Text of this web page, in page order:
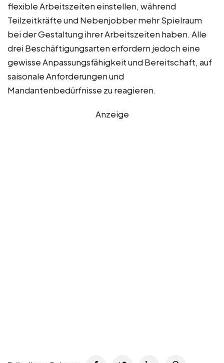
flexible Arbeitszeiten einstellen, während
Teilzeitkräfte und Nebenjobber mehr Spielraum
bei der Gestaltung ihrer Arbeitszeiten haben. Alle
drei Beschäftigungsarten erfordern jedoch eine
gewisse Anpassungsfähigkeit und Bereitschaft, auf
saisonale Anforderungen und
Mandantenbedürfnisse zu reagieren.
Anzeige